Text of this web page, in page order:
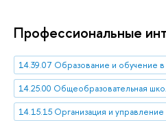
Профессиональные
14.39.07 Образование и обучение
14.15.15 Организация и